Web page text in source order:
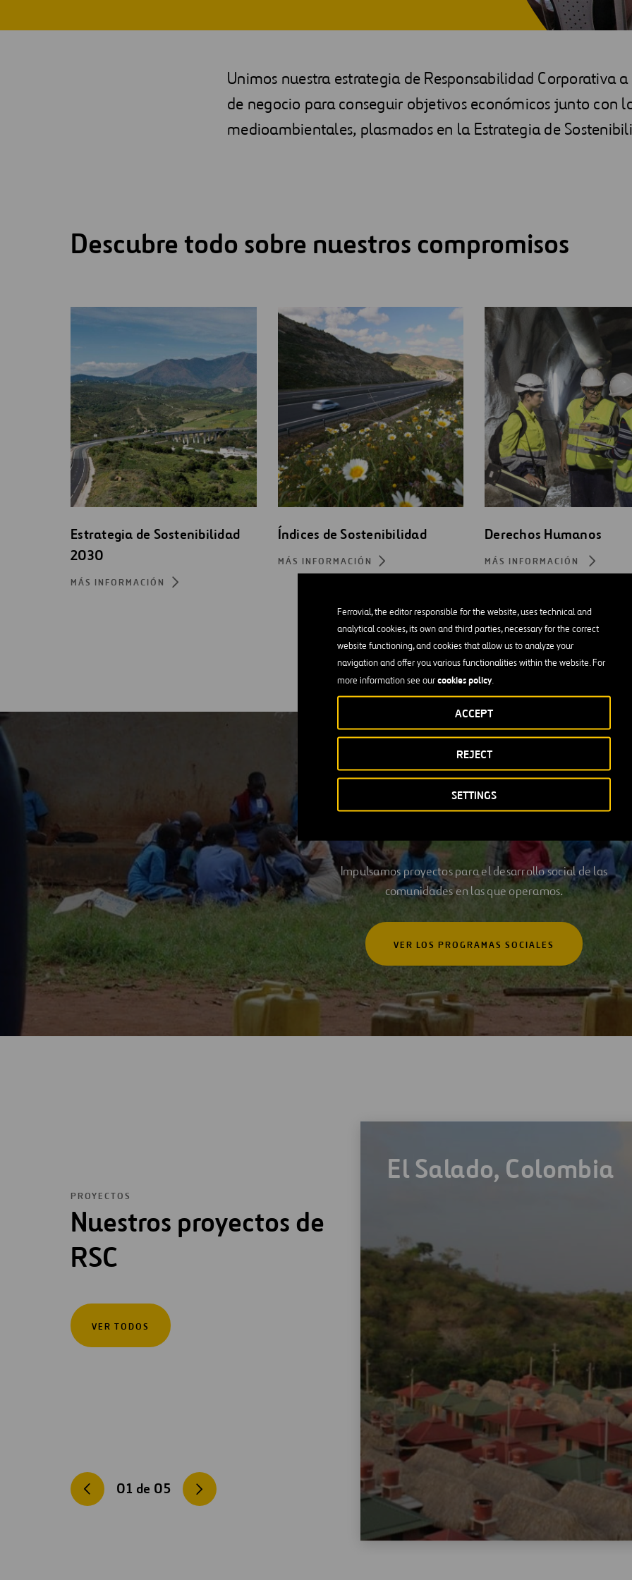
Ferrovial, the editor responsible for the website, uses technical and
analytical cookies, its own and third parties, necessary for the correct
website functioning, and cookies that allow us to analyze your
navigation and offer you various functionalities within the website. For
more information see ourcookies policy.
SETTINGS
REJECT
ACCEPT
Ingeniería
Unimos nuestra estrategia de Responsabilidad Corporativa
de negocio para conseguir objetivos económicos junto con
medioambientales, plasmados en la Estrategia de
Descubre todo sobre nuestros compromisos
Estrategia de Sostenibilidad
2030
MÁS INFORMACIÓN
Índices de Sostenibilidad
MÁS INFORMACIÓN
Derechos Humanos
MÁS INFORMACIÓN
IMPACTO EN LA COMUNIDAD
Programas de acción social
Impulsamos proyectos para el desarrollo social de las
comunidades en las que operamos.
VER LOS PROGRAMAS SOCIALES
PROYECTOS
Nuestros proyectos de
RSC
VER TODOS
01 de 05
El Salado, Colombia